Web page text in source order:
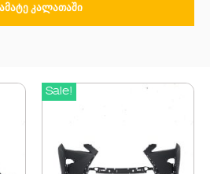
ᲙᲐᲚᲐᲗᲐᲨᲘ
Sale!